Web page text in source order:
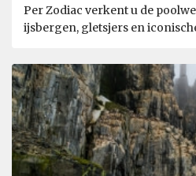
Per Zodiac verkent u de
ijsbergen, gletsjers en